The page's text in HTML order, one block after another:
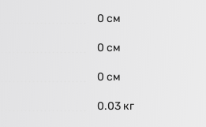
0 см
0 см
0 см
0.03 кг